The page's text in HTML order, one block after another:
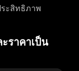
ะสิทธิภาพ
ราคาเป็น